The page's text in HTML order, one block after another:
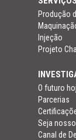
Produção
Injeção
Projeto
O futuro
Parcerias
Seja
Canal de